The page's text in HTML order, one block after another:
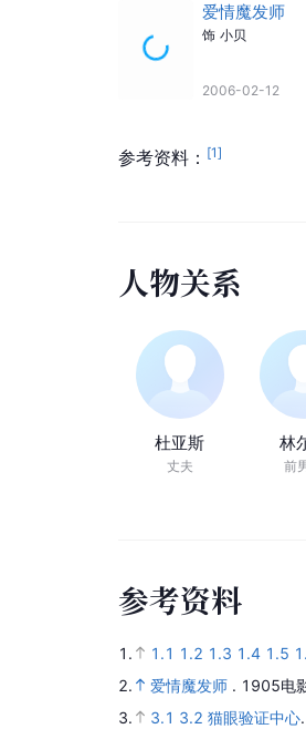
爱情魔发师
饰 小贝
2006-02-12
参考资料： [1]
人物关系
杜亚斯
丈夫
林
前
参考资料
1. 1.1 1.2 1.3 1.4 1.5
2.
爱情魔发师 . 1905电
3.
3.1 3.2 猫眼验证中心